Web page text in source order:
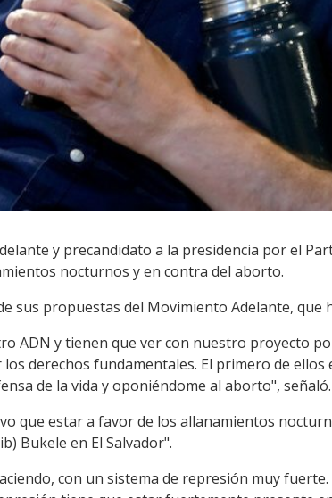
y precandidato a la presidencia por el
nocturnos y en contra del aborto.
sus propuestas del Movimiento Adelante,
ADN y tienen que ver con nuestro proyecto
derechos fundamentales. El primero de ellos
de la vida y oponiéndome al aborto", señaló.
que estar a favor de los allanamientos
Bukele en El Salvador".
con un sistema de represión muy